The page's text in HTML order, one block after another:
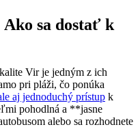
sa dostať k
Vir je jedným z ich
pri pláži, čo ponúka
aj jednoduchý prístup k
pohodlná a **jasne
alebo sa rozhodnete